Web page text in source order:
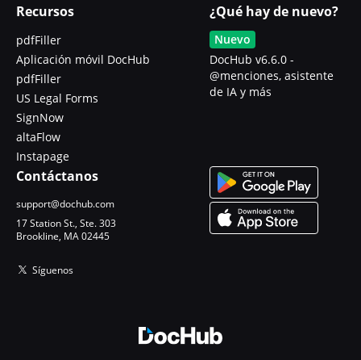
Recursos
pdfFiller
Aplicación móvil DocHub
pdfFiller
US Legal Forms
SignNow
altaFlow
Instapage
¿Qué hay de nuevo?
Nuevo
DocHub v6.6.0 -
@menciones, asistente
de IA y más
Contáctanos
support@dochub.com
17 Station St., Ste. 303
Brookline, MA 02445
Síguenos